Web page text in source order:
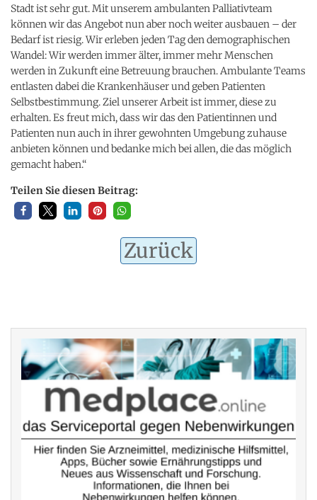
Stadt ist sehr gut. Mit unserem ambulanten Palliativteam
können wir das Angebot nun aber noch weiter ausbauen – der
Bedarf ist riesig. Wir erleben jeden Tag den demographischen
Wandel: Wir werden immer älter, immer mehr Menschen
werden in Zukunft eine Betreuung brauchen. Ambulante Teams
entlasten dabei die Krankenhäuser und geben Patienten
Selbstbestimmung. Ziel unserer Arbeit ist immer, diese zu
erhalten. Es freut mich, dass wir das den Patientinnen und
Patienten nun auch in ihrer gewohnten Umgebung zuhause
anbieten können und bedanke mich bei allen, die das möglich
gemacht haben.“
Teilen Sie diesen Beitrag:
Zurück